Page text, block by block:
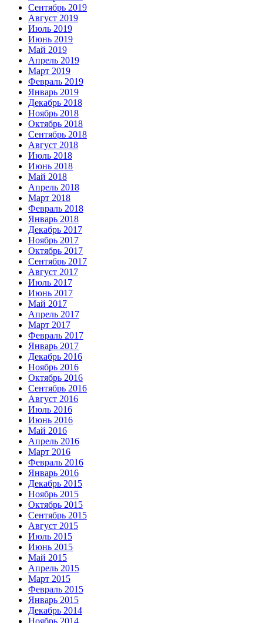
Сентябрь 2019
Август 2019
Июль 2019
Июнь 2019
Май 2019
Апрель 2019
Март 2019
Февраль 2019
Январь 2019
Декабрь 2018
Ноябрь 2018
Октябрь 2018
Сентябрь 2018
Август 2018
Июль 2018
Июнь 2018
Май 2018
Апрель 2018
Март 2018
Февраль 2018
Январь 2018
Декабрь 2017
Ноябрь 2017
Октябрь 2017
Сентябрь 2017
Август 2017
Июль 2017
Июнь 2017
Май 2017
Апрель 2017
Март 2017
Февраль 2017
Январь 2017
Декабрь 2016
Ноябрь 2016
Октябрь 2016
Сентябрь 2016
Август 2016
Июль 2016
Июнь 2016
Май 2016
Апрель 2016
Март 2016
Февраль 2016
Январь 2016
Декабрь 2015
Ноябрь 2015
Октябрь 2015
Сентябрь 2015
Август 2015
Июль 2015
Июнь 2015
Май 2015
Апрель 2015
Март 2015
Февраль 2015
Январь 2015
Декабрь 2014
Ноябрь 2014